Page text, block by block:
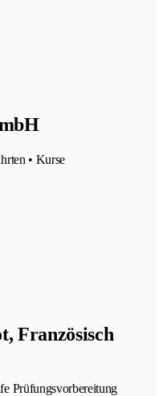
• Kurse
Französisch
Prüfungsvorbereitung